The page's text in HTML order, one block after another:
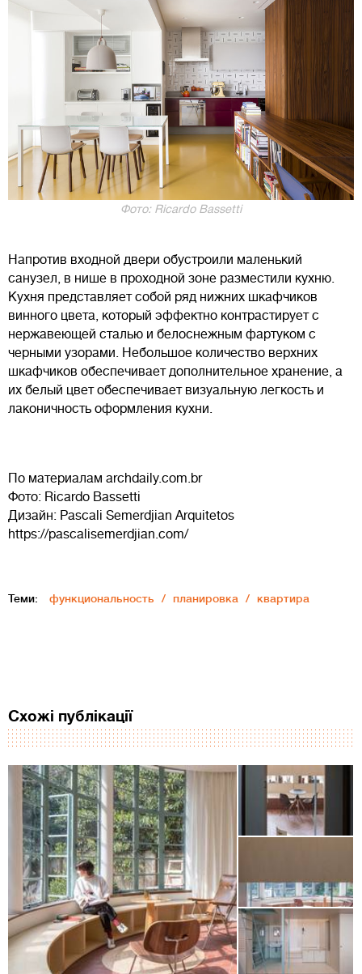
Фото: Ricardo Bassetti
Напротив входной двери обустроили маленький
санузел, в нише в проходной зоне разместили кухню.
Кухня представляет собой ряд нижних шкафчиков
винного цвета, который эффектно контрастирует с
нержавеющей сталью и белоснежным фартуком с
черными узорами. Небольшое количество верхних
шкафчиков обеспечивает дополнительное хранение, а
их белый цвет обеспечивает визуальную легкость и
лаконичность оформления кухни.
По материалам archdaily.com.br
Фото: Ricardo Bassetti
Дизайн: Pascali Semerdjian Arquitetos
https://pascalisemerdjian.com/
Теми: функциональность планировка квартира
Схожі публікації